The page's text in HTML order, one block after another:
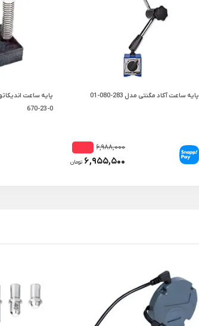
پایه ساعت آکاد مگنتی مدل 283-080-01
۶,۹۸۸,۰۰۰
۶,۹۵۵,۵۰۰ تومان
پایه ساعت
0-23-670